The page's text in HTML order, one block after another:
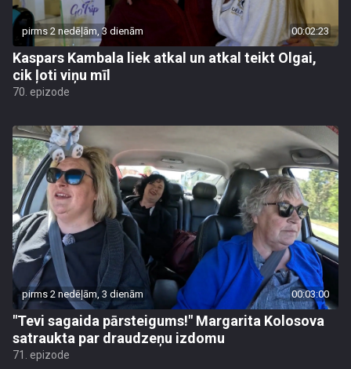
pirms 2 nedēļām, 3 dienām 00:02:23
Kaspars Kambala liek atkal un atkal teikt Olgai,
cik ļoti viņu mīl
70. epizode
pirms 2 nedēļām, 3 dienām 00:03:00
"Tevi sagaida pārsteigums!" Margarita Kolosova
satraukta par draudzeņu izdomu
71. epizode